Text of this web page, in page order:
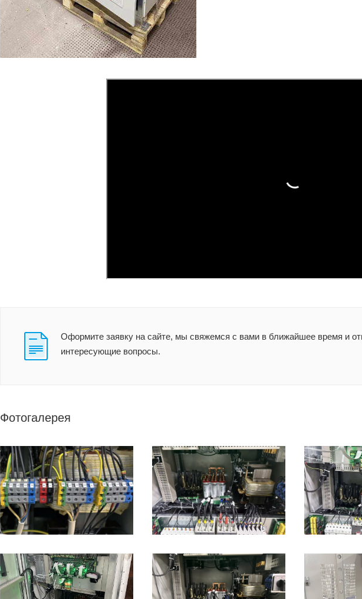
Оформите заявку на сайте, мы свяжемся с вами в ближайшее время и
интересующие вопросы.
Фотогалерея